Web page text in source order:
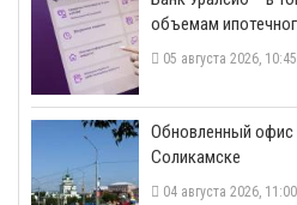
объемам
05 августа 2026, 10:45
​Обновленный офис
Соликамске
04 августа 2026, 11:00